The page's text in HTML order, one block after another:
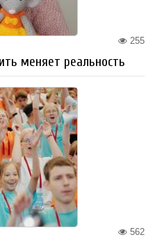
255
меняет реальность
562